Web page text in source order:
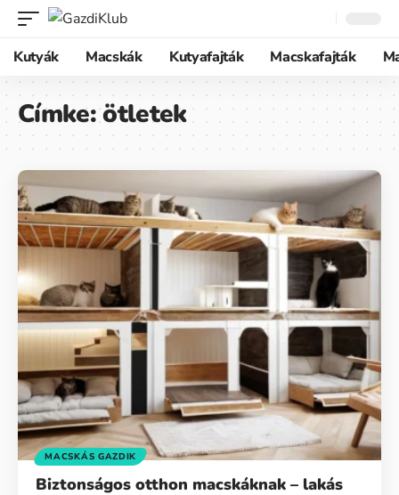
Kutyák Macskák Kutyafajták Macskafajták
Címke:ötletek
MACSKÁS GAZDIK
Biztonságos otthon macskáknak – lakás